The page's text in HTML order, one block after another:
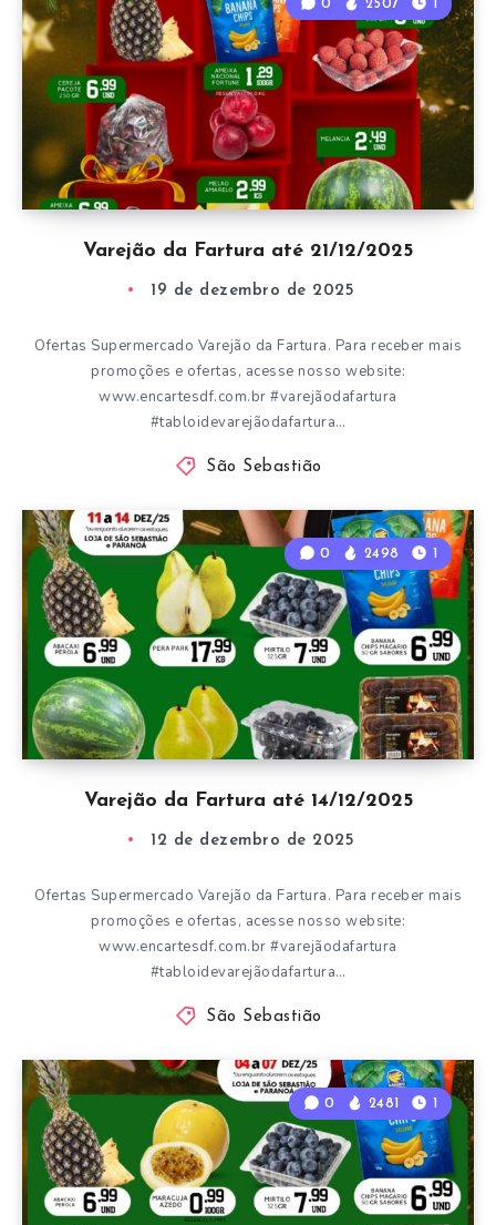
Varejão da Fartura até 21/12/2025
0 2507
19 de dezembro de 2025
Ofertas Supermercado Varejão da Fartura. Para receber mais
promoções e ofertas, acesse nosso website:
www.encartesdf.com.br #varejãodafartura
#tabloidevarejãodafartura…
São Sebastião
Varejão da Fartura até 14/12/2025
0 2498 1
12 de dezembro de 2025
Ofertas Supermercado Varejão da Fartura. Para receber mais
promoções e ofertas, acesse nosso website:
www.encartesdf.com.br #varejãodafartura
#tabloidevarejãodafartura…
São Sebastião
0 2481 1